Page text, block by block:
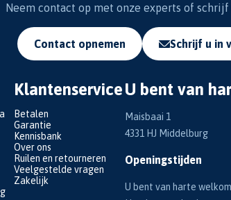
Neem contact op met onze experts of
Contact opnemen Schrijf u in
Klantenservice
Betalen
Garantie
Kennisbank
Over ons
Ruilen en retourneren
Veelgestelde vragen
Zakelijk
U bent van
Maisbaai 1
4331 HJ Middelburg
Openingstijden
U bent van harte